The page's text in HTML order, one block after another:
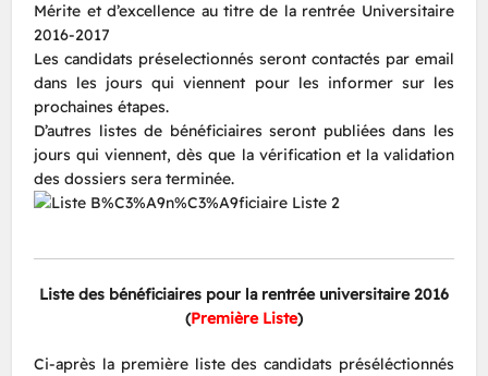
Mérite et d’excellence au titre de la rentrée Universitaire
2016-2017
Les candidats préselectionnés seront contactés par email
dans les jours qui viennent pour les informer sur les
prochaines étapes.
D’autres listes de bénéficiaires seront publiées dans les
jours qui viennent, dès que la vérification et la validation
des dossiers sera terminée.
Liste des bénéficiaires pour la rentrée universitaire 2016
(Première Liste)
Ci-après la première liste des candidats préséléctionnés